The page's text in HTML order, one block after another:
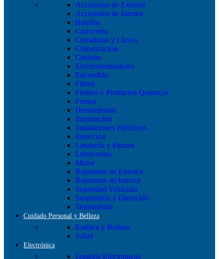
Accesorios de Exterior
Accesorios de Interior
Baterías
Carrocería
Cerraduras y Llaves
Climatización
Cristales
Electroventiladores
Encendido
Filtros
Fluídos y Productos Químicos
Frenos
Herramientas
Iluminación
Instalaciones Eléctricas
Inyección
Latonería y Pintura
Lubricantes
Motor
Repuestos de Exterior
Repuestos de Interior
Seguridad Vehicular
Suspensión y Dirección
Transmisión
Cuidado Personal y Belleza
Estética y Belleza
Salud
Electrónica
Equipos Electronicos